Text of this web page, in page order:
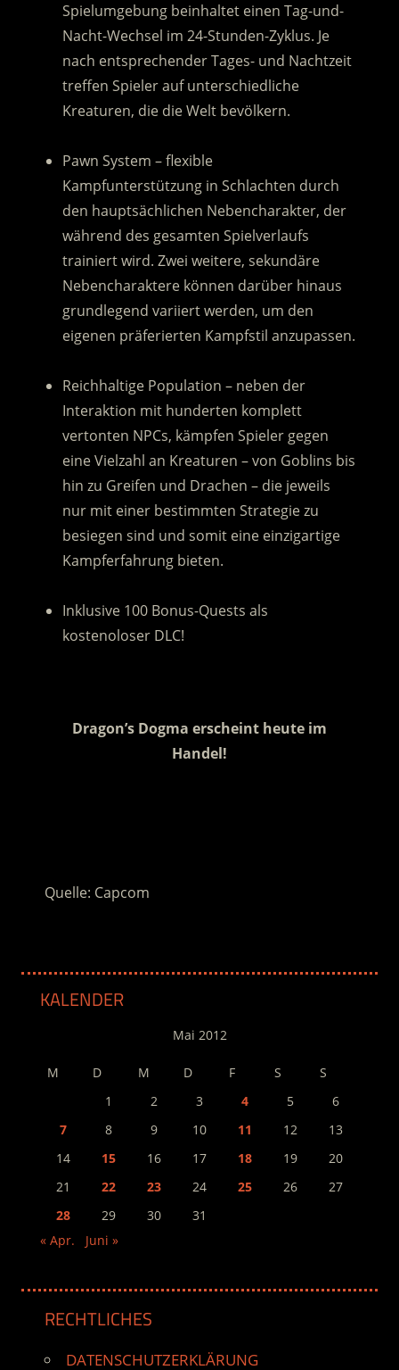
Spielumgebung beinhaltet einen Tag-und-
Nacht-Wechsel im 24-Stunden-Zyklus. Je
nach entsprechender Tages- und Nachtzeit
treffen Spieler auf unterschiedliche
Kreaturen, die die Welt bevölkern.
Pawn System – flexible
Kampfunterstützung in Schlachten durch
den hauptsächlichen Nebencharakter, der
während des gesamten Spielverlaufs
trainiert wird. Zwei weitere, sekundäre
Nebencharaktere können darüber hinaus
grundlegend variiert werden, um den
eigenen präferierten Kampfstil anzupassen.
Reichhaltige Population – neben der
Interaktion mit hunderten komplett
vertonten NPCs, kämpfen Spieler gegen
eine Vielzahl an Kreaturen – von Goblins bis
hin zu Greifen und Drachen – die jeweils
nur mit einer bestimmten Strategie zu
besiegen sind und somit eine einzigartige
Kampferfahrung bieten.
Inklusive 100 Bonus-Quests als
kostenoloser DLC!
Dragon’s Dogma erscheint heute im
Handel!
Quelle: Capcom
KALENDER
Mai 2012
M D M D F S
S
1
2 3 4 5
6
7
8 9 10 11 12
13
14
15 16 17 18 19
20
21
22 23 24 25 26
27
28
29 30
31
« Apr.
Juni »
RECHTLICHES
DATENSCHUTZERKLÄRUNG